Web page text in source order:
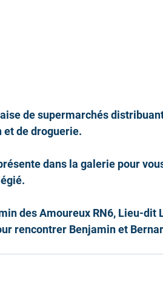
de supermarchés
et de droguerie.
dans la galerie pour
des Amoureux RN6, Lieu-dit
rencontrer Benjamin et